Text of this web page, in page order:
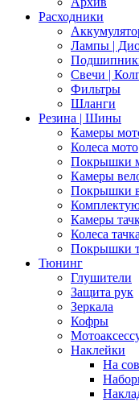
Расходники
Лампы |
Свечи |
Фильтры
Шланги
Резина | Шины
Камеры
Колеса мото
Покрышки
Камеры
Покрышки
Камеры
Колеса тачка
Покрышки
Тюнинг
Глушители
Защита рук
Зеркала
Кофры
Наклейки
На